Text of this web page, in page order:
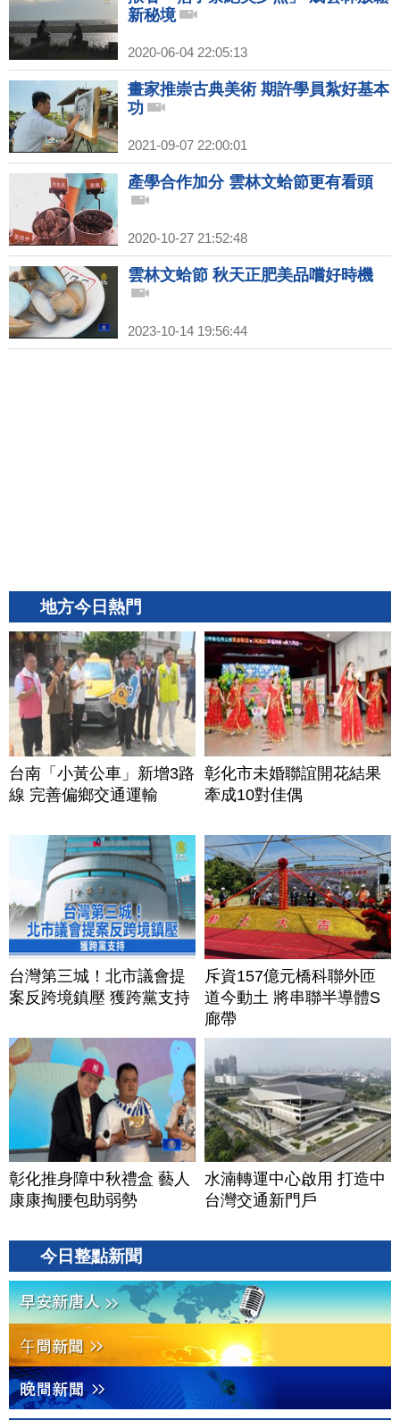
新秘境
2020-06-04 22:05:13
畫家推崇古典美術 期許學員紮好基本
功
2021-09-07 22:00:01
產學合作加分 雲林文蛤節更有看頭
2020-10-27 21:52:48
雲林文蛤節 秋天正肥美品嚐好時機
2023-10-14 19:56:44
地方今日熱門
台南「小黃公車」新增3路
線 完善偏鄉交通運輸
彰化市未婚聯誼開花結果
牽成10對佳偶
台灣第三城！北市議會提
案反跨境鎮壓 獲跨黨支持
斥資157億元橋科聯外匝
道今動土 將串聯半導體S
廊帶
彰化推身障中秋禮盒 藝人
康康掏腰包助弱勢
水湳轉運中心啟用 打造中
台灣交通新門戶
今日整點新聞